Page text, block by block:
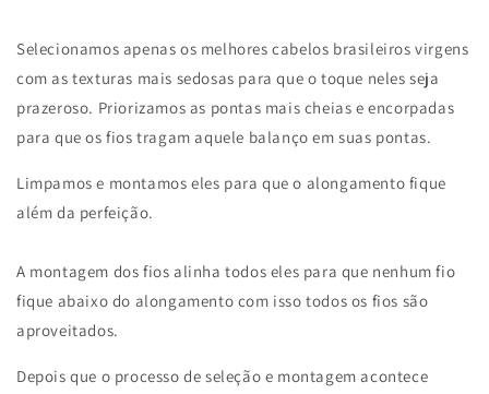
Selecionamos apenas os melhores cabelos brasileiros virgens
com as texturas mais sedosas para que o toque neles seja
prazeroso. Priorizamos as pontas mais cheias e encorpadas
para que os fios tragam aquele balanço em suas pontas.
Limpamos e montamos eles para que o alongamento fique
além da perfeição.
A montagem dos fios alinha todos eles para que nenhum fio
fique abaixo do alongamento com isso todos os fios são
aproveitados.
Depois que o processo de seleção e montagem acontece